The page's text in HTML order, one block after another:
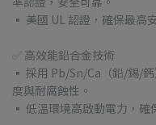
▪ 美國 UL 認證，確保最高
✅ 高效能鉛合金技術
▪ 採用 Pb/Sn/Ca（鉛/錫/
度與耐腐蝕性。
▪ 低溫環境高啟動電力，確